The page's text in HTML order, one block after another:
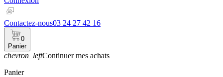
Contactez-nous03 24 27 42 16
0
Panier
chevron_leftContinuer mes achats
Panier